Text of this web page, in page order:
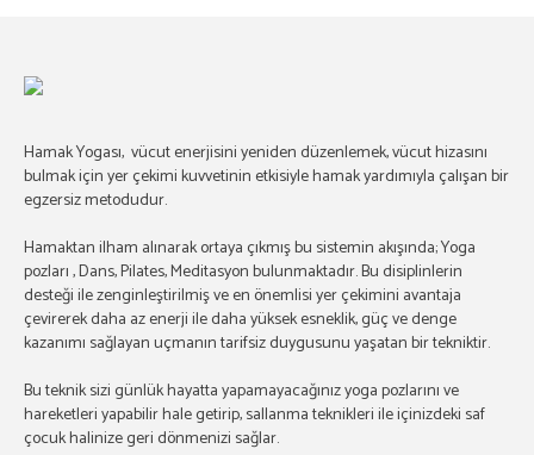
Hamak Yogası, vücut enerjisini yeniden düzenlemek, vücut hizasını
bulmak için yer çekimi kuvvetinin etkisiyle hamak yardımıyla çalışan bir
egzersiz metodudur.
Hamaktan ilham alınarak ortaya çıkmış bu sistemin akışında; Yoga
pozları , Dans, Pilates, Meditasyon bulunmaktadır. Bu disiplinlerin
desteği ile zenginleştirilmiş ve en önemlisi yer çekimini avantaja
çevirerek daha az enerji ile daha yüksek esneklik, güç ve denge
kazanımı sağlayan uçmanın tarifsiz duygusunu yaşatan bir tekniktir.
Bu teknik sizi günlük hayatta yapamayacağınız yoga pozlarını ve
hareketleri yapabilir hale getirip, sallanma teknikleri ile içinizdeki saf
çocuk halinize geri dönmenizi sağlar.